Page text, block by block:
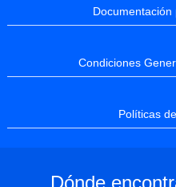
Condiciones
Políticas
Dónde